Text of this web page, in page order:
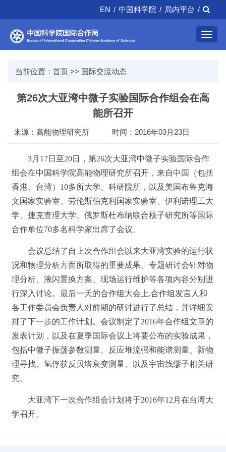
EN / 中国科学院 / 局内平台 /
当前位置： 首页 >> 国际交流动态
第26次大亚湾中微子实验国际合作组会在高
能所召开
来源：高能物理研究所 时间：2016年03月23日
3月17日至20日，第26次大亚湾中微子实验国际合作
组会在中国科学院高能物理研究所召开，来自中国（包括
香港、台湾）10多所大学、科研院所，以及美国布鲁克海
文国家实验室、劳伦斯伯克利国家实验室、伊利诺理工大
学、捷克查理大学、俄罗斯杜布纳联合核子研究所等国际
合作单位70多名科学家出席了会议。
会议总结了自上次合作组会以来大亚湾实验的运行状
况和物理分析方面所取得的重要成果。专题研讨会针对物
理分析、液闪置换方案、现场运行维护等各项内容分别进
行深入讨论。最后一天的合作组大会上,合作组发言人和
各工作委员会负责人对前期的研讨进行了总结，并详细安
排了下一步的工作计划。会议制定了2016年合作组文章的
发表计划，以及在夏季国际会议上将要公布的实验成果，
包括中微子振荡参数测量、反应堆流强和能谱测量、新物
理寻找、氢俘获反贝塔衰变测量、以及宇宙线缪子相关研
究。
大亚湾下一次合作组会计划将于2016年12月在台湾大
学召开。